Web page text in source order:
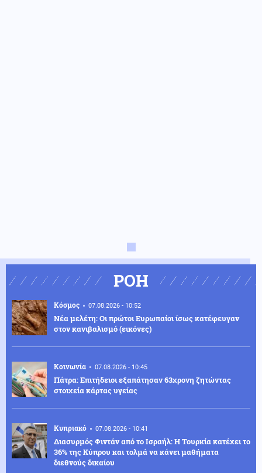
ΡΟΗ
Κόσμος 07.08.2026 - 10:52
Νέα μελέτη: Οι πρώτοι Ευρωπαίοι ίσως κατέφευγαν
στον κανιβαλισμό (εικόνες)
Κοινωνία 07.08.2026 - 10:45
Πάτρα: Επιτήδειοι εξαπάτησαν 63χρονη ζητώντας
στοιχεία κάρτας υγείας
Κυπριακό 07.08.2026 - 10:41
Διασυρμός Φιντάν από το Ισραήλ: Η Τουρκία κατέχει το
36% της Κύπρου και τολμά να κάνει μαθήματα
διεθνούς δικαίου